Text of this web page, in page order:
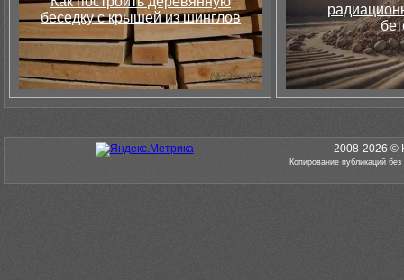
беседку с крышей из шинглов
2008-2026 ©
Копирование публикаций